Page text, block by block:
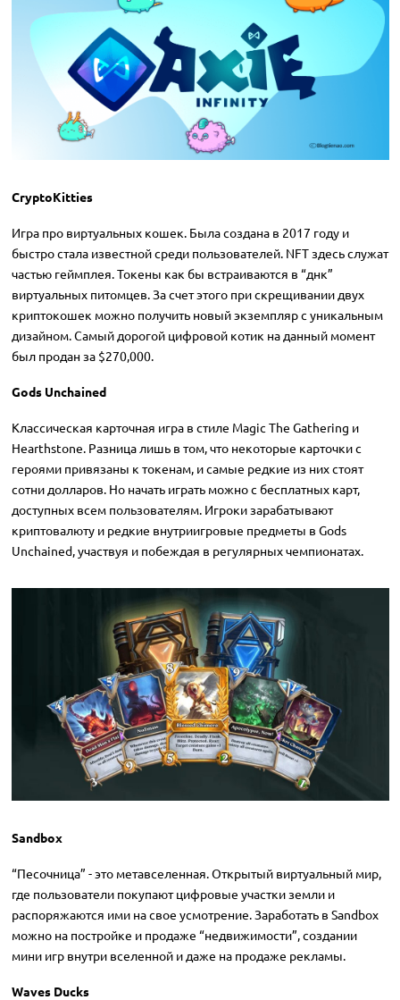
CryptoKitties
Игра про виртуальных кошек. Была создана в 2017 году и
быстро стала известной среди пользователей. NFT здесь служат
частью геймплея. Токены как бы встраиваются в “днк”
виртуальных питомцев. За счет этого при скрещивании двух
криптокошек можно получить новый экземпляр с уникальным
дизайном. Самый дорогой цифровой котик на данный момент
был продан за $270,000.
Gods Unchained
Классическая карточная игра в стиле Magic The Gathering и
Hearthstone. Разница лишь в том, что некоторые карточки с
героями привязаны к токенам, и самые редкие из них стоят
сотни долларов. Но начать играть можно с бесплатных карт,
доступных всем пользователям. Игроки зарабатывают
криптовалюту и редкие внутриигровые предметы в Gods
Unchained, участвуя и побеждая в регулярных чемпионатах.
Sandbox
“Песочница” - это метавселенная. Открытый виртуальный мир,
где пользователи покупают цифровые участки земли и
распоряжаются ими на свое усмотрение. Заработать в Sandbox
можно на постройке и продаже “недвижимости”, создании
мини игр внутри вселенной и даже на продаже рекламы.
Waves Ducks